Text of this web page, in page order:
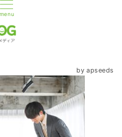
menu
by apseeds